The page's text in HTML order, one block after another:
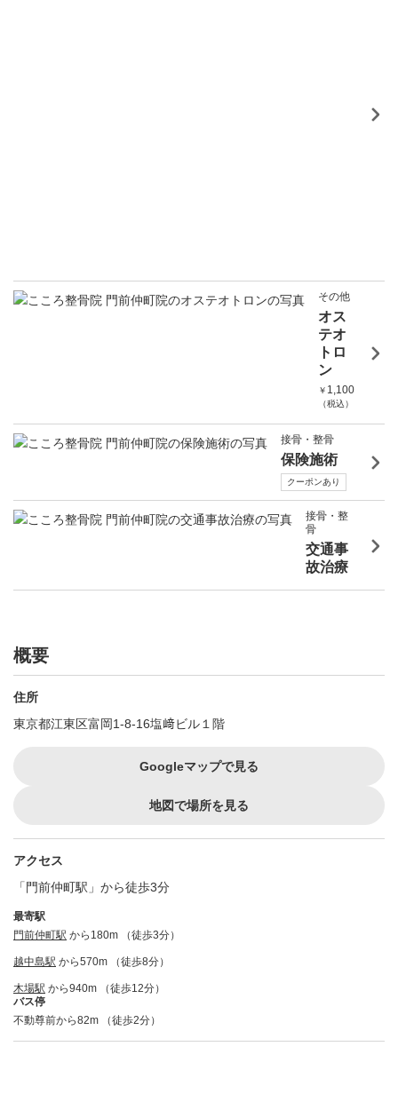
その他
オス
テオ
トロ
ン
￥ 1,100
（税込）
接骨・整骨
保険施術
クーポンあり
接骨・整
骨
交通事
故治療
概要
住所
東京都江東区富岡1-8-16塩﨑ビル１階
Googleマップで見る
地図で場所を見る
アクセス
「門前仲町駅」から徒歩3分
最寄駅
門前仲町駅 から180m （徒歩3分）
越中島駅 から570m （徒歩8分）
木場駅 から940m （徒歩12分）
バス停
不動尊前から82m （徒歩2分）